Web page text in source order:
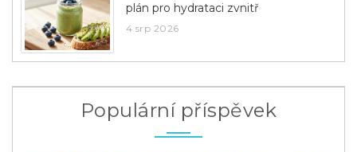
plán pro hydrataci zvnitř
4 srp 2026
Populární příspěvek